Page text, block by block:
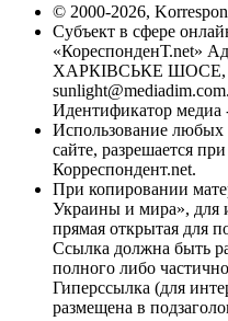
© 2000-2026,
Субъект в сфере
«КореспонденТ.net»
ХАРКІВСЬКЕ ШОСЕ,
Идентификатор медиа
Использование любых
сайте, разрешается
Корреспондент.net.
При копировании
Украины и мира», для
прямая открытая для
Ссылка должна быть
полного либо
Гиперссылка (для
размещена в